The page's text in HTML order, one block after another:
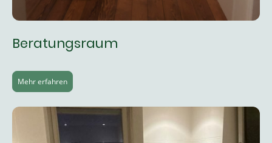
Beratungsraum
Mehr erfahren